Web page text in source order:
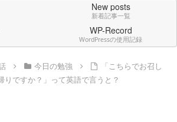
New posts
新着記事一覧
WP-Record
WordPressの使用記録
今日の勉強
「こちらでお召し
りですか？」って英語で言うと？